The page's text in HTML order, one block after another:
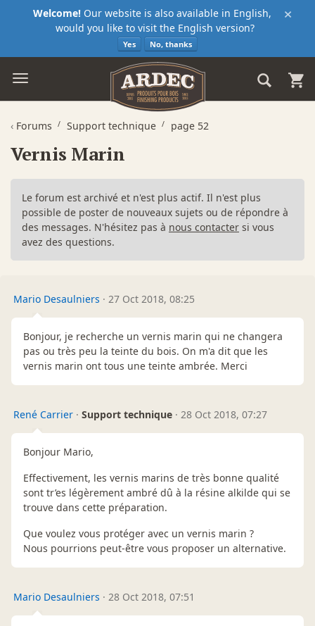
×
Welcome! Our website is also available in English,
would you like to visit the English version?
Yes No, thanks
‹ Forums Support technique page 52
Vernis Marin
Le forum est archivé et n'est plus actif. Il n'est plus
possible de poster de nouveaux sujets ou de répondre à
des messages. N'hésitez pas à nous contacter si vous
avez des questions.
Mario Desaulniers · 27 Oct 2018, 08:25
Bonjour, je recherche un vernis marin qui ne changera
pas ou très peu la teinte du bois. On m'a dit que les
vernis marin ont tous une teinte ambrée. Merci
René Carrier · Support technique · 28 Oct 2018, 07:27
Bonjour Mario,
Effectivement, les vernis marins de très bonne qualité
sont tr’es légèrement ambré dû à la résine alkilde qui se
trouve dans cette préparation.
Que voulez vous protéger avec un vernis marin ?
Nous pourrions peut-être vous proposer un alternative.
Mario Desaulniers · 28 Oct 2018, 07:51